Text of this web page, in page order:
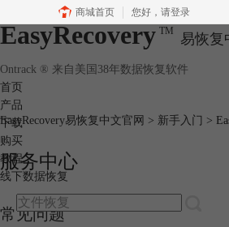
商城首页 您好， 请登录
EasyRecovery TM 易恢复
Ontrack ® 来自美国38年数据恢复软件
首页
产品
下载
购买
教程
线下数据恢复
EasyRecovery易恢复中文官网 > 新手入门 >
服务中心
常见问题